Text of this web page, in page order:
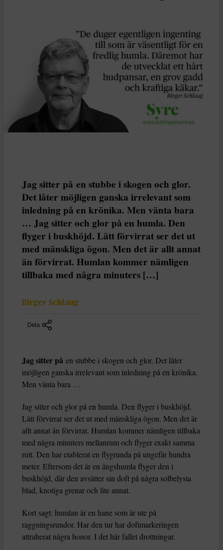
Jag sitter på en stubbe i skogen och glor.
Det låter möjligen ganska irrelevant som
inledning på en krönika. Men vänta bara
… Jag sitter och glor på en humla. Den
flyger i buskhöjd. Lätt förvirrat ser det ut
med mänskliga ögon. Men det är allt annat
än förvirrat. Humlan kommer nämligen
tillbaka med några minuters […]
Birger Schlaug
Dela
Jag sitter på en stubbe i skogen och glor. Det låter
möjligen ganska irrelevant som inledning på en krönika.
Men vänta bara …
Jag sitter och glor på en humla. Den flyger i buskhöjd.
Lätt förvirrat ser det ut med mänskliga ögon. Men det är
allt annat än förvirrat. Humlan kommer nämligen tillbaka
med några minuters mellanrum och flyger exakt samma
rutt. Den har etablerat en flygrunda på ungefär hundra
meter. Eftersom det är en ängshumla flyger den i
buskhöjd, där den avsätter sin doft på några solbelysta
blad, knotiga grenar och lite annat.
Kort sagt: humlan är en hane som är ute på
raggningsrundor. Har den tur har doftmarkeringen
attraherat några honor. I det här fallet drottningar.